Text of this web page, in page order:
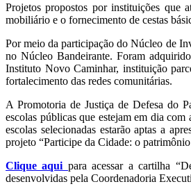
Projetos propostos por instituições que
mobiliário e o fornecimento de cestas
Por meio da participação do Núcleo de
no Núcleo Bandeirante. Foram
Instituto Novo Caminhar, instituição
fortalecimento das redes comunitárias.
A Promotoria de Justiça de Defesa do
escolas públicas que estejam em dia
escolas selecionadas estarão aptas a
projeto “Participe da Cidade: o
Clique aqui para acessar a cartilha
desenvolvidas pela Coordenadoria